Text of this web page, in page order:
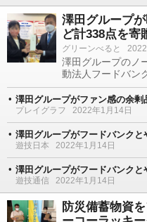
澤田グループ
ど計338点を寄
グリーンべると
澤田グループのノ
動法人フードバン
澤田グループがファン感の余剰
プレイグラフ 2022年1月14日
澤田グループがフードバンクと
遊技日本 2022年1月14日
澤田グループがフードバンク
遊技通信 2022年1月14日
防災備蓄物資